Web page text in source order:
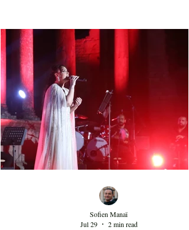
compagnes, qui jadis relayait les nouvelles
majeures à travers leurs mélodies, voyageant
village
Sofien Manaï
Jul 29
2 min read